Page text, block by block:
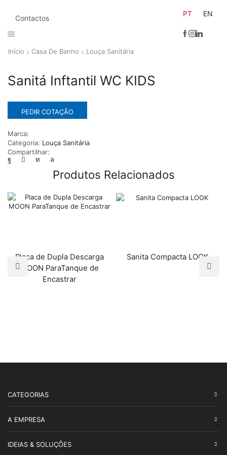
Contactos
PT EN
Início Casa De Banho Louça Sanitária
Sanitá Inftantil WC KIDS
PEDIR COTAÇÃO
Marca:
Categoria: Louça Sanitária
Compartilhar:
Produtos Relacionados
Placa de Dupla Descarga
MOON ParaTanque de
Encastrar
Sanita Compacta LOOK
CATEGORIAS
A EMPRESA
IDEIAS & SOLUÇÕES